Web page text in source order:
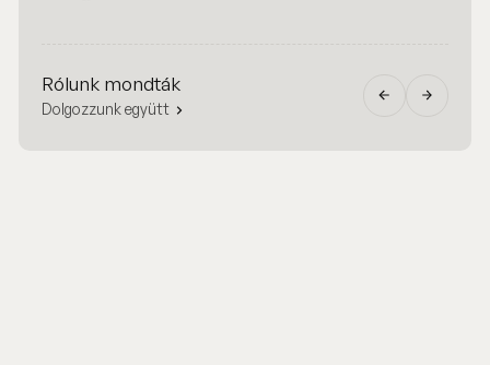
Rólunk mondták
Dolgozzunk együtt